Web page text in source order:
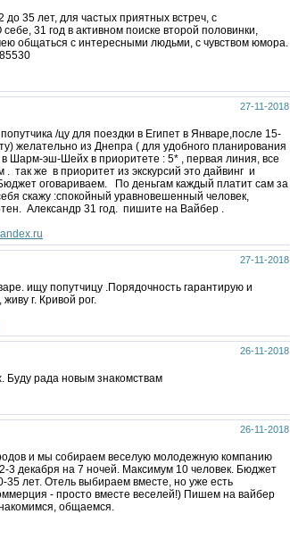
35 лет, для частых приятных встреч, с
31 год в активном поиске второй половинки,
общаться с интересными людьми, с чувством юмора.
27-11-2018
/цу для поездки в Египет в Январе,после 15-
желательно из Днепра ( для удобного планирования
Шарм-эш-Шейх в приоритете : 5* , первая линия, все
так же в приоритет из экскурсий это дайвинг и
оговариваем. По деньгам каждый платит сам за
скажу :спокойный уравновешенный человек,
Александр 31 год. пишите на Вайбер .
27-11-2018
ищу попутчицу .Порядочность гарантирую и
г. Кривой рог.
26-11-2018
Буду рада новым знакомствам
26-11-2018
и мы собираем веселую молодежную компанию
декабря на 7 ночей. Максимум 10 человек. Бюджет
35 лет. Отель выбираем вместе, но уже есть
- просто вместе веселей!) Пишем на вайбер
общаемся.